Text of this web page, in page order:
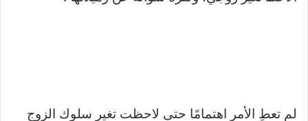
لم تعطِ الأمر اهتمامًا حتى لاحظت تغير سلوك الزوج